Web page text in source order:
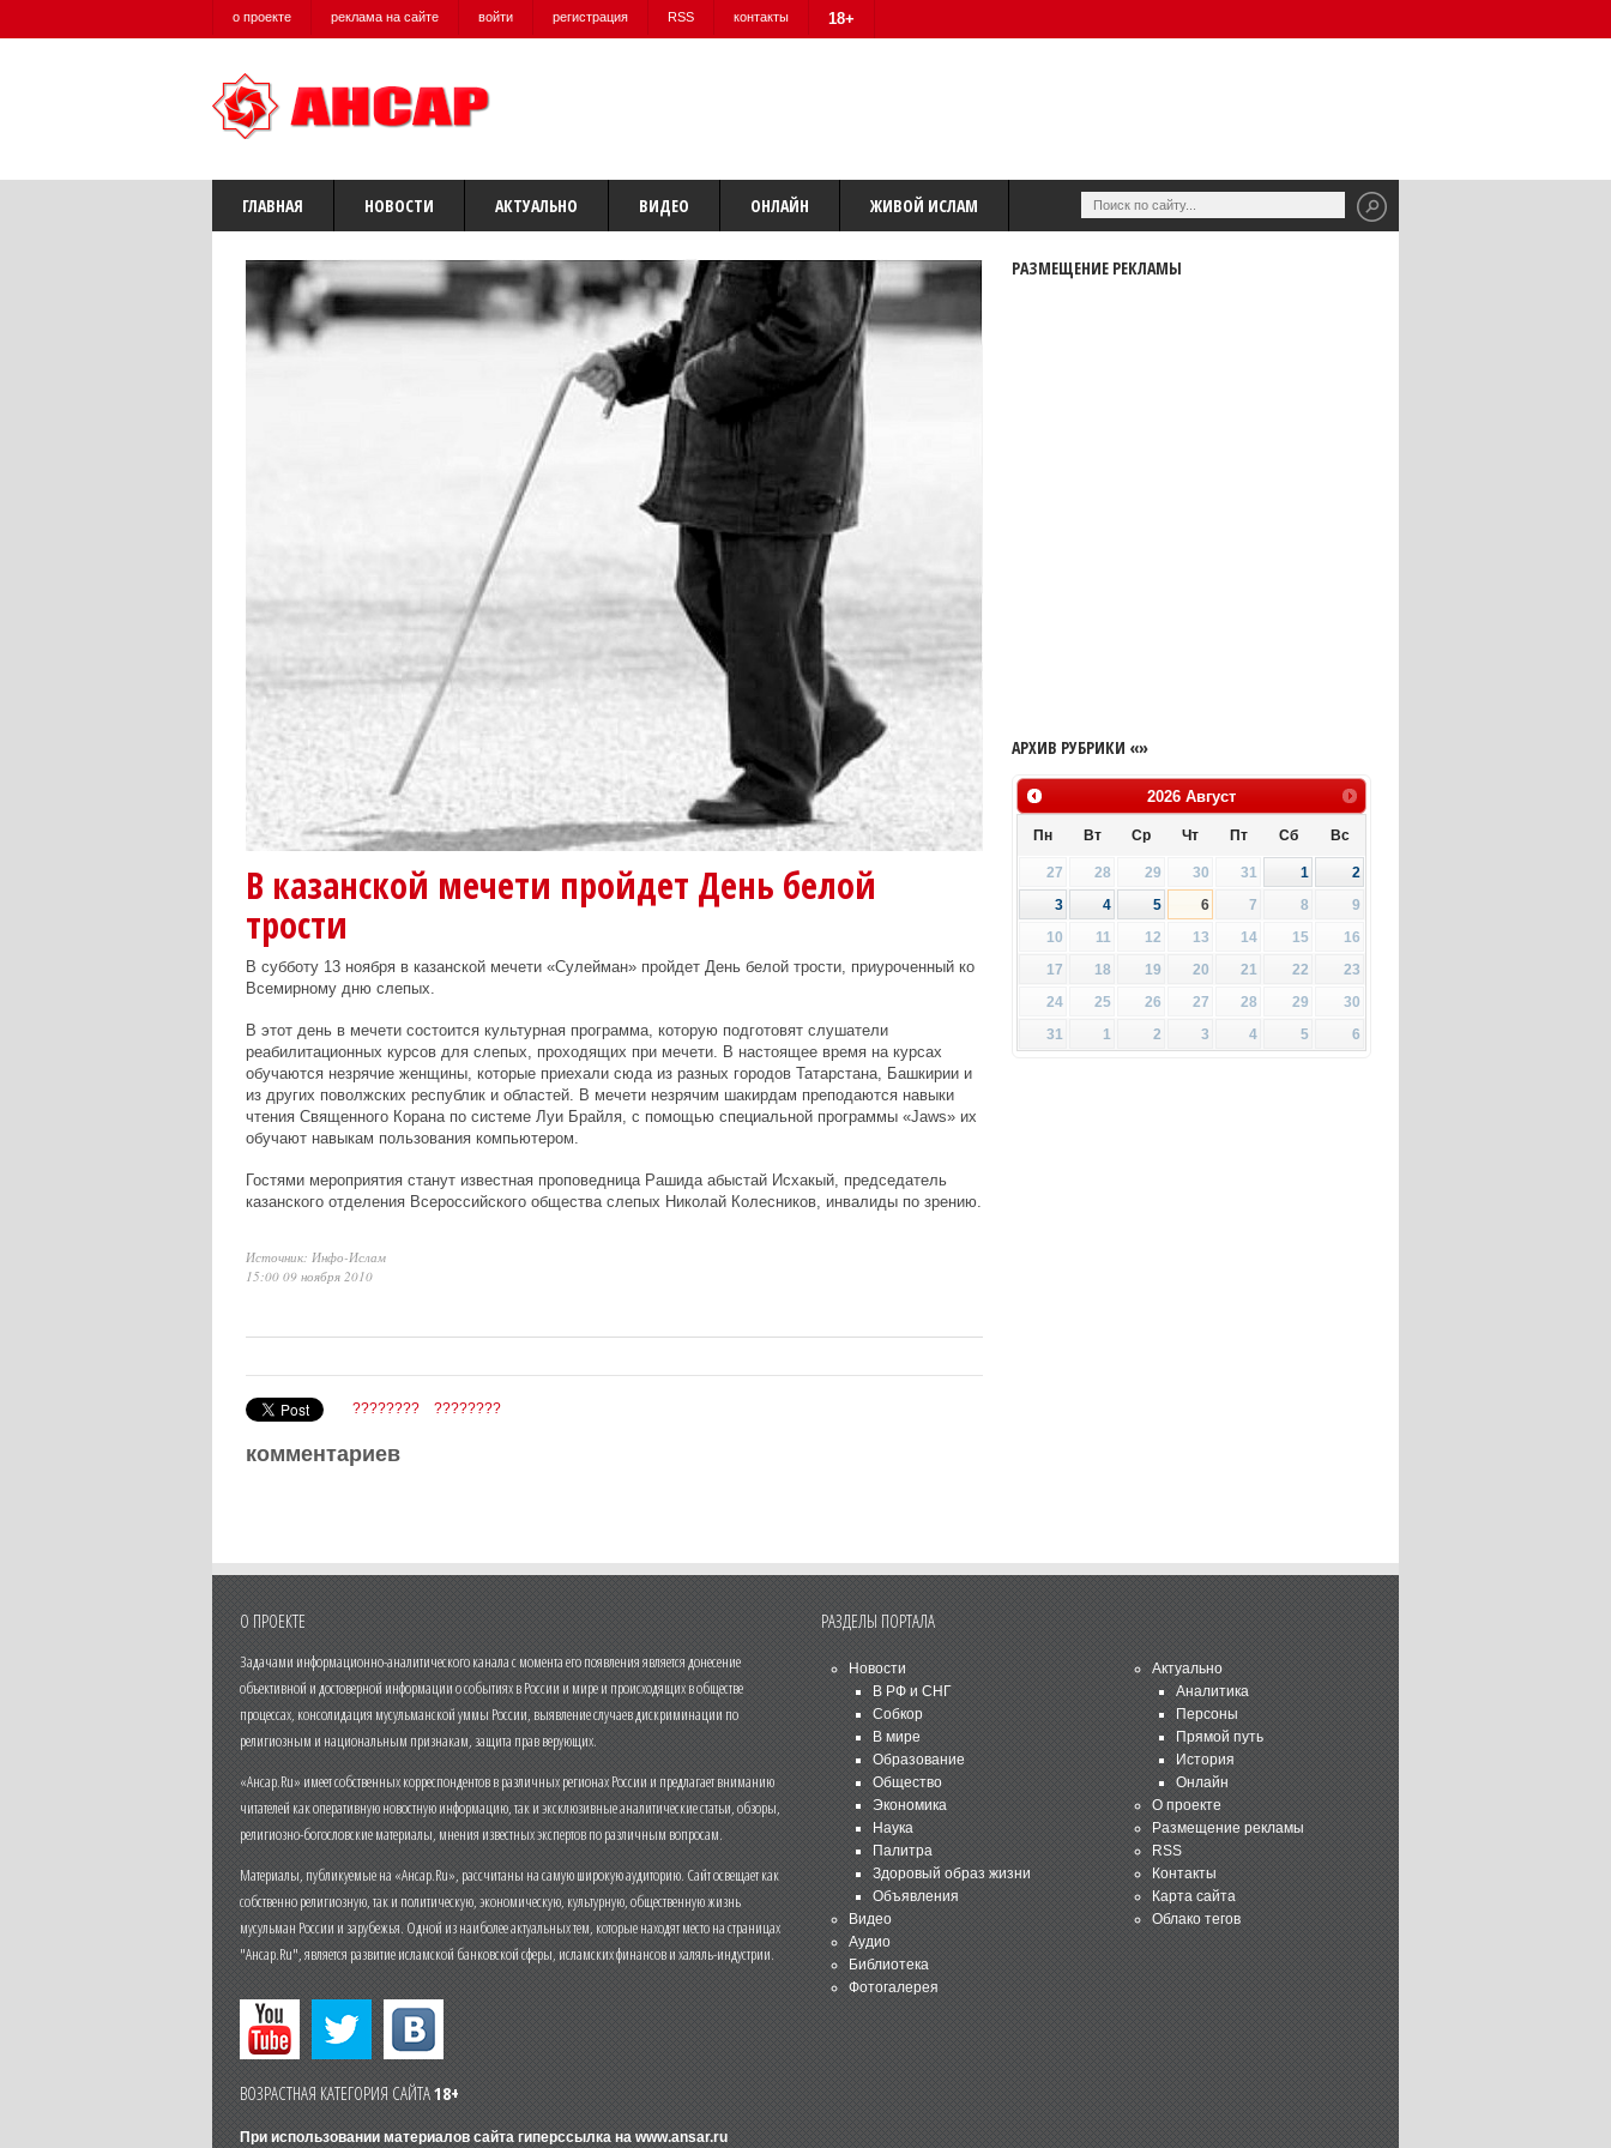
о проекте реклама на сайте войти регистрация RSS контакты 18+
ГЛАВНАЯ НОВОСТИ АКТУАЛЬНО ВИДЕО ОНЛАЙН ЖИВОЙ ИСЛАМ
В казанской мечети пройдет День белой
трости
В субботу 13 ноября в казанской мечети «Сулейман» пройдет День белой трости, приуроченный ко
Всемирному дню слепых.
В этот день в мечети состоится культурная программа, которую подготовят слушатели
реабилитационных курсов для слепых, проходящих при мечети. В настоящее время на курсах
обучаются незрячие женщины, которые приехали сюда из разных городов Татарстана, Башкирии и
из других поволжских республик и областей. В мечети незрячим шакирдам преподаются навыки
чтения Священного Корана по системе Луи Брайля, с помощью специальной программы «Jaws» их
обучают навыкам пользования компьютером.
Гостями мероприятия станут известная проповедница Рашида абыстай Исхакый, председатель
казанского отделения Всероссийского общества слепых Николай Колесников, инвалиды по зрению.
Источник: Инфо-Ислам
15:00 09 ноября 2010
???????? ????????
комментариев
РАЗМЕЩЕНИЕ РЕКЛАМЫ
АРХИВ РУБРИКИ «»
2026 Август
Пн Вт Ср Чт Пт Сб Вс
27 28 29 30 31 1
2
3
4 5 6 7 8
9
10
11 12 13 14 15
16
17
18 19 20 21 22
23
24
25 26 27 28 29
30
31
1 2 3 4 5 6
О ПРОЕКТЕ
Задачами информационно-аналитического канала с момента его появления является донесение
объективной и достоверной информации о событиях в России и мире и происходящих в обществе
процессах, консолидация мусульманской уммы России, выявление случаев дискриминации по
религиозным и национальным признакам, защита прав верующих.
«Ансар.Ru» имеет собственных корреспондентов в различных регионах России и предлагает вниманию
читателей как оперативную новостную информацию, так и эксклюзивные аналитические статьи, обзоры,
религиозно-богословские материалы, мнения известных экспертов по различным вопросам.
Материалы, публикуемые на «Ансар.Ru», рассчитаны на самую широкую аудиторию. Сайт освещает как
собственно религиозную, так и политическую, экономическую, культурную, общественную жизнь
мусульман России и зарубежья. Одной из наиболее актуальных тем, которые находят место на страницах
"Ансар.Ru", является развитие исламской банковской сферы, исламских финансов и халяль-индустрии.
ВОЗРАСТНАЯ КАТЕГОРИЯ САЙТА18+
При использовании материалов сайта гиперссылка на www.ansar.ru
РАЗДЕЛЫ ПОРТАЛА
Новости
В РФ и СНГ
Собкор
В мире
Образование
Общество
Экономика
Наука
Палитра
Здоровый образ жизни
Объявления
Видео
Аудио
Библиотека
Фотогалерея
Актуально
Аналитика
Персоны
Прямой путь
История
Онлайн
О проекте
Размещение рекламы
RSS
Контакты
Карта сайта
Облако тегов